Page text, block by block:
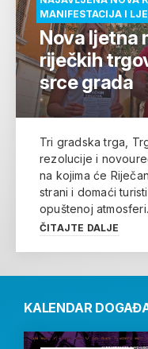
MANIFESTACIJA I
Nova ljetna
riječkih
srce grada
Tri gradska trga,
rezolucije i
na kojima će
strani i domaći
opuštenoj atmosferi.
ČITAJTE DALJE
KALENDAR